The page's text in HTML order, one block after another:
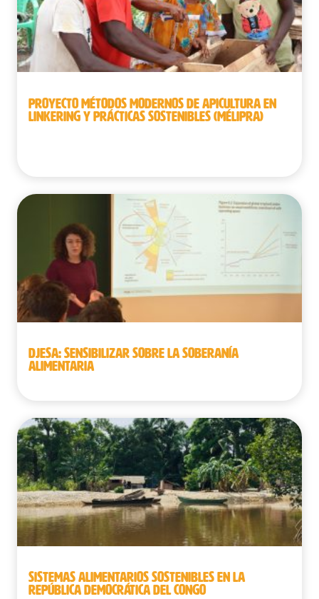
PROYECTO MÉTODOS MODERNOS DE APICULTURA EN
LINKERING Y PRÁCTICAS SOSTENIBLES (MÉLIPRA)
DJESA: SENSIBILIZAR SOBRE LA SOBERANÍA
ALIMENTARIA
SISTEMAS ALIMENTARIOS SOSTENIBLES EN LA
REPÚBLICA DEMOCRÁTICA DEL CONGO